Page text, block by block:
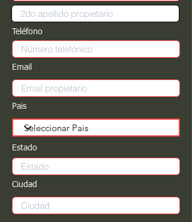
Teléfono
Email
Pais
Estado
Ciudad